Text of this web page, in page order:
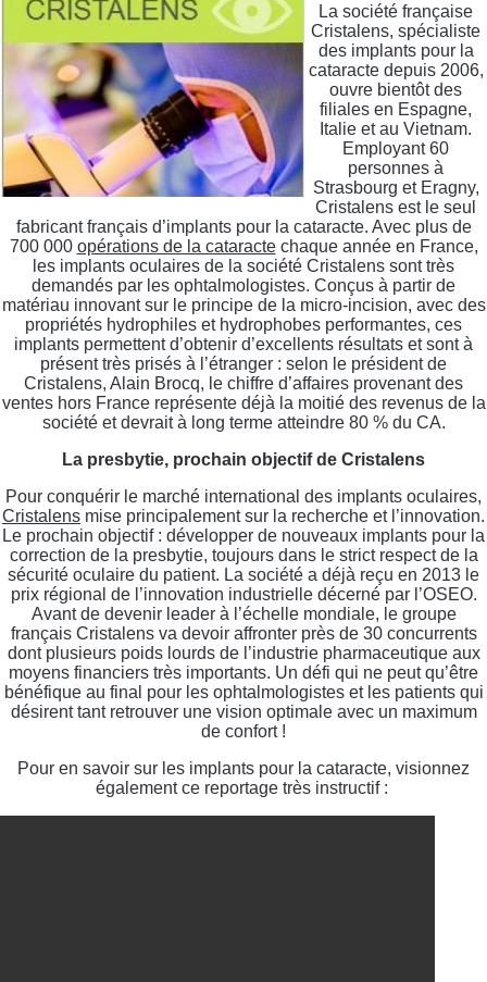
La société française
Cristalens, spécialiste
des implants pour la
cataracte depuis 2006,
ouvre bientôt des
filiales en Espagne,
Italie et au Vietnam.
Employant 60
personnes à
Strasbourg et Eragny,
Cristalens est le seul
fabricant français d’implants pour la cataracte. Avec plus de
700 000 opérations de la cataractechaque année en France,
les implants oculaires de la société Cristalens sont très
demandés par les ophtalmologistes. Conçus à partir de
matériau innovant sur le principe de la micro-incision, avec des
propriétés hydrophiles et hydrophobes performantes, ces
implants permettent d’obtenir d’excellents résultats et sont à
présent très prisés à l’étranger : selon le président de
Cristalens, Alain Brocq, le chiffre d’affaires provenant des
ventes hors France représente déjà la moitié des revenus de la
société et devrait à long terme atteindre 80 % du CA.
La presbytie, prochain objectif de Cristalens
Pour conquérir le marché international des implants oculaires,
Cristalens mise principalement sur la recherche et l’innovation.
Le prochain objectif : développer de nouveaux implants pour la
correction de la presbytie, toujours dans le strict respect de la
sécurité oculaire du patient. La société a déjà reçu en 2013 le
prix régional de l’innovation industrielle décerné par l’OSEO.
Avant de devenir leader à l’échelle mondiale, le groupe
français Cristalens va devoir affronter près de 30 concurrents
dont plusieurs poids lourds de l’industrie pharmaceutique aux
moyens financiers très importants. Un défi qui ne peut qu’être
bénéfique au final pour les ophtalmologistes et les patients qui
désirent tant retrouver une vision optimale avec un maximum
de confort !
Pour en savoir sur les implants pour la cataracte, visionnez
également ce reportage très instructif :